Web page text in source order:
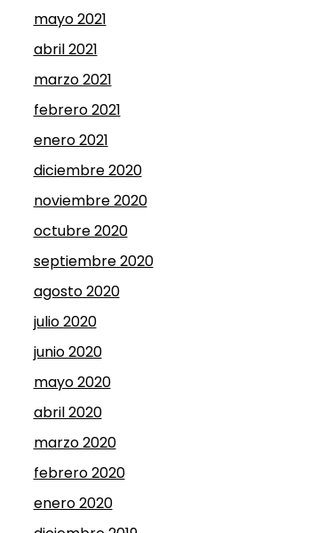
mayo 2021
abril 2021
marzo 2021
febrero 2021
enero 2021
diciembre 2020
noviembre 2020
octubre 2020
septiembre 2020
agosto 2020
julio 2020
junio 2020
mayo 2020
abril 2020
marzo 2020
febrero 2020
enero 2020